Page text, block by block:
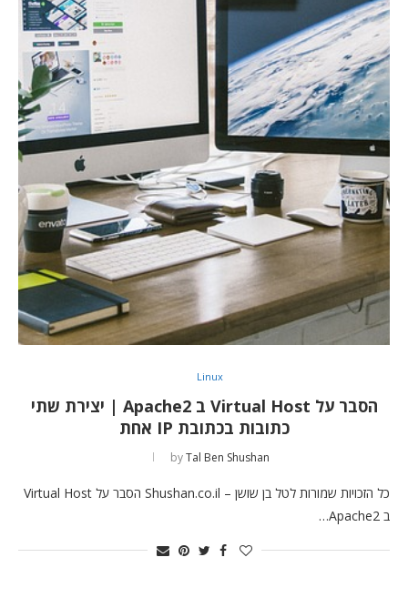
Linux
הסבר על Virtual Host ב Apache2 | יצירת שתי
כתובות בכתובת IP אחת
byTal Ben Shushan
כל הזכויות שמורות לטל בן שושן – Shushan.co.il הסבר על Virtual Host
ב Apache2…